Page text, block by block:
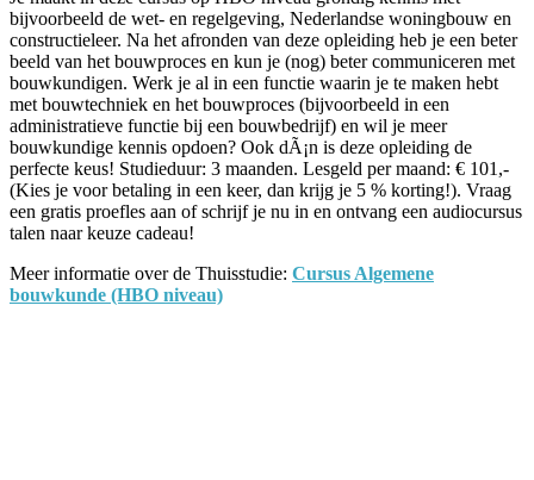
bijvoorbeeld de wet- en regelgeving, Nederlandse woningbouw en
constructieleer. Na het afronden van deze opleiding heb je een beter
beeld van het bouwproces en kun je (nog) beter communiceren met
bouwkundigen. Werk je al in een functie waarin je te maken hebt
met bouwtechniek en het bouwproces (bijvoorbeeld in een
administratieve functie bij een bouwbedrijf) en wil je meer
bouwkundige kennis opdoen? Ook dÃ¡n is deze opleiding de
perfecte keus! Studieduur: 3 maanden. Lesgeld per maand: € 101,-
(Kies je voor betaling in een keer, dan krijg je 5 % korting!). Vraag
een gratis proefles aan of schrijf je nu in en ontvang een audiocursus
talen naar keuze cadeau!
Meer informatie over de Thuisstudie: Cursus Algemene
bouwkunde (HBO niveau)